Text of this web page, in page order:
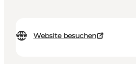
Website besuchen